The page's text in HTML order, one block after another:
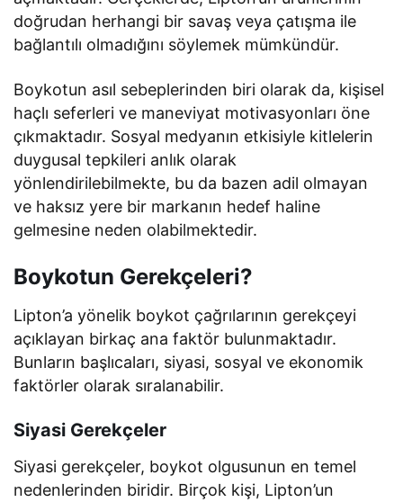
doğrudan herhangi bir savaş veya çatışma ile
bağlantılı olmadığını söylemek mümkündür.
Boykotun asıl sebeplerinden biri olarak da, kişisel
haçlı seferleri ve maneviyat motivasyonları öne
çıkmaktadır. Sosyal medyanın etkisiyle kitlelerin
duygusal tepkileri anlık olarak
yönlendirilebilmekte, bu da bazen adil olmayan
ve haksız yere bir markanın hedef haline
gelmesine neden olabilmektedir.
Boykotun Gerekçeleri?
Lipton’a yönelik boykot çağrılarının gerekçeyi
açıklayan birkaç ana faktör bulunmaktadır.
Bunların başlıcaları, siyasi, sosyal ve ekonomik
faktörler olarak sıralanabilir.
Siyasi Gerekçeler
Siyasi gerekçeler, boykot olgusunun en temel
nedenlerinden biridir. Birçok kişi, Lipton’un